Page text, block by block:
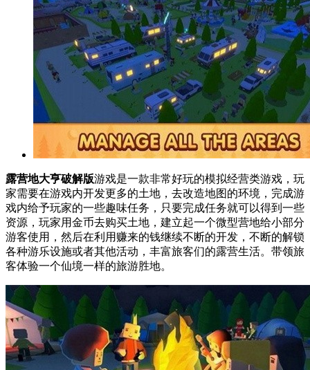
露营地大亨破解版游戏是一款非常好玩的模拟经营类游戏，玩
家需要在游戏内开发更多的土地，去改造地图的环境，完成游
戏内给予玩家的一些趣味任务，只要完成任务就可以得到一些
资源，玩家用金币去购买土地，建立起一个微型营地给小部分
游客使用，然后在利用赚来的钱继续不断的开发，不断的解锁
各种游乐设施或者其他活动，丰富旅客们的露营生活。带领旅
客体验一个仙境一样的旅游胜地。